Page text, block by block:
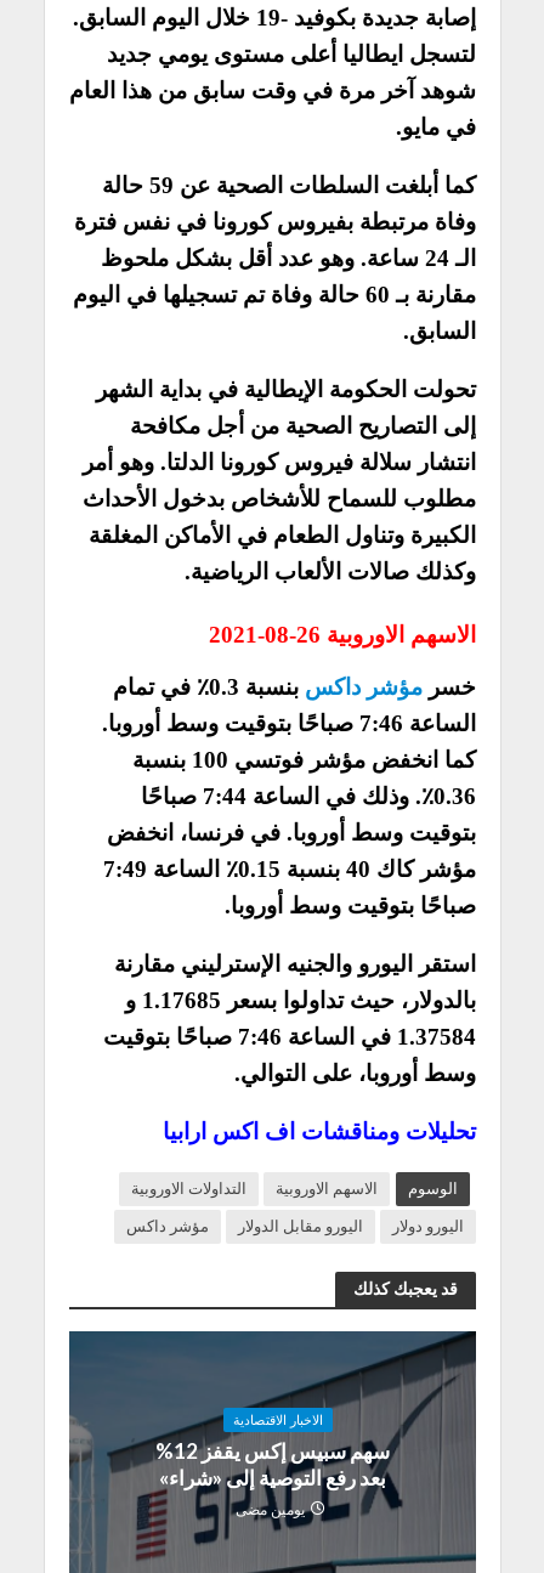
إصابة جديدة بكوفيد -19 خلال اليوم السابق.
لتسجل ايطاليا أعلى مستوى يومي جديد
شوهد آخر مرة في وقت سابق من هذا العام
في مايو.
كما أبلغت السلطات الصحية عن 59 حالة
وفاة مرتبطة بفيروس كورونا في نفس فترة
الـ 24 ساعة. وهو عدد أقل بشكل ملحوظ
مقارنة بـ 60 حالة وفاة تم تسجيلها في اليوم
السابق.
تحولت الحكومة الإيطالية في بداية الشهر
إلى التصاريح الصحية من أجل مكافحة
انتشار سلالة فيروس كورونا الدلتا. وهو أمر
مطلوب للسماح للأشخاص بدخول الأحداث
الكبيرة وتناول الطعام في الأماكن المغلقة
وكذلك صالات الألعاب الرياضية.
الاسهم الاوروبية 26-08-2021
خسرمؤشر داكس
بنسبة 0.3٪ في تمام
الساعة 7:46 صباحًا بتوقيت وسط أوروبا.
كما انخفض مؤشر فوتسي 100 بنسبة
0.36٪. وذلك في الساعة 7:44 صباحًا
بتوقيت وسط أوروبا. في فرنسا، انخفض
مؤشر كاك 40 بنسبة 0.15٪ الساعة 7:49
صباحًا بتوقيت وسط أوروبا.
استقر اليورو والجنيه الإسترليني مقارنة
بالدولار، حيث تداولوا بسعر 1.17685 و
1.37584 في الساعة 7:46 صباحًا بتوقيت
وسط أوروبا، على التوالي.
تحليلات ومناقشات اف اكس ارابيا
الوسوم الاسهم الاوروبية
التداولات الاوروبية
اليورو دولار
اليورو مقابل الدولار مؤشر داكس
قد يعجبك كذلك
الاخبار الاقتصادية
سهم سبيس إكس يقفز 12%
بعد رفع التوصية إلى «شراء»
يومين مضى